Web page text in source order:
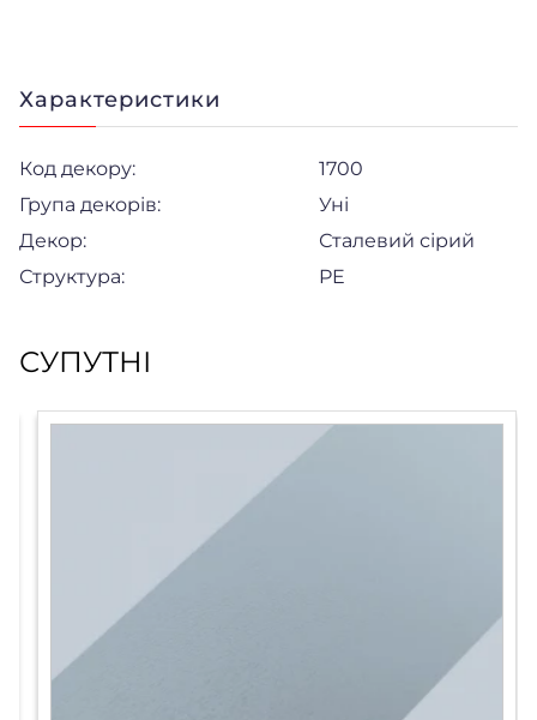
Характеристики
Код декору:
1700
Група декорів:
Уні
Декор:
Сталевий сірий
Структура:
PE
СУПУТНІ